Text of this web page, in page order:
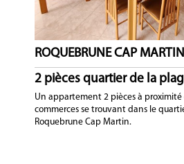
ROQUEBRUNE CAP MARTIN
2 pièces quartier de la
Un appartement 2 pièces à proximité
commerces se trouvant dans le
Roquebrune Cap Martin.